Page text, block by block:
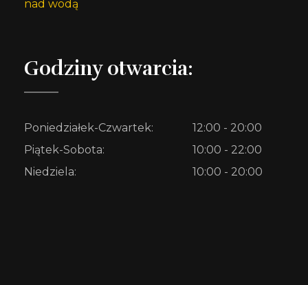
Godziny otwarcia:
Poniedziałek-Czwartek:
12:00 - 20:00
Piątek-Sobota:
10:00 - 22:00
Niedziela:
10:00 - 20:00